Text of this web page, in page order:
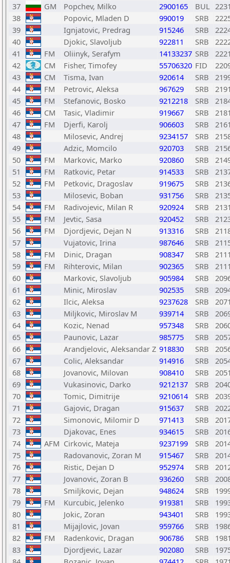
37
GM Popchev, Milko 2900165 BUL
38
Popovic, Mladen D 990019 SRB
39
Ignjatovic, Predrag 915246 SRB
40
Djokic, Slavoljub 922811 SRB
41
FM Oliinyk, Serafym 14133237 SRB
42
CM Fisher, Timofey 55706320 FID
43
CM Tisma, Ivan 920614 SRB
44
FM Petrovic, Aleksa 967629 SRB
45
FM Stefanovic, Bosko 9212218 SRB
46
CM Tasic, Vladimir 919667 SRB
47
FM Djerfi, Karolj 906603 SRB
48
Milosevic, Andrej 9234157 SRB
49
Adzic, Momcilo 920703 SRB
50
FM Markovic, Marko 920860 SRB
51
FM Ratkovic, Petar 914533 SRB
52
FM Petkovic, Dragoslav 919675 SRB
53
Milosevic, Boban 931756 SRB
54
FM Radivojevic, Milan R 920924 SRB
55
FM Jevtic, Sasa 920452 SRB
56
FM Djordjevic, Dejan N 913316 SRB
57
Vujatovic, Irina 987646 SRB
58
FM Dinic, Dragan 908347 SRB
59
FM Rihterovic, Milan 902365 SRB
60
Markovic, Slavoljub 905984 SRB
61
Minic, Miroslav 902535 SRB
62
Ilcic, Aleksa 9237628 SRB
63
Miljkovic, Miroslav M 939714 SRB
64
Kozic, Nenad 957348 SRB
65
Paunovic, Lazar 985775 SRB
66
Arandjelovic, Aleksandar Z 918830 SRB
67
Colic, Aleksandar 914916 SRB
68
Jovanovic, Milovan 908410 SRB
69
Vukasinovic, Darko 9212137 SRB
70
Tomic, Dimitrije 9210614 SRB
71
Gajovic, Dragan 915637 SRB
72
Simonovic, Milomir D 971413 SRB
73
Djakovac, Enes 934615 SRB
74
AFM Cirkovic, Mateja 9237199 SRB
75
Radovanovic, Zoran M 915467 SRB
76
Ristic, Dejan D 952974 SRB
77
Jovanovic, Zoran B 936260 SRB
78
Smiljkovic, Dejan 948624 SRB
79
FM Kurcubic, Jelenko 919381 SRB
80
Jokic, Zoran 943401 SRB
81
Mijajlovic, Jovan 959766 SRB
82
FM Radenkovic, Dragan 906786 SRB
83
Djordjevic, Lazar 902080 SRB